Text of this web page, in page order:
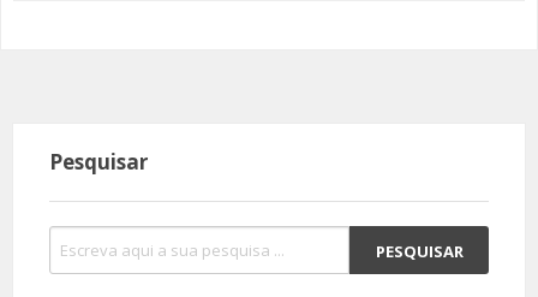
Pesquisar